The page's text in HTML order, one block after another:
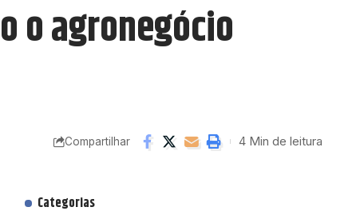
o agronegócio
Compartilhar 4 Min de leitura
Categorias